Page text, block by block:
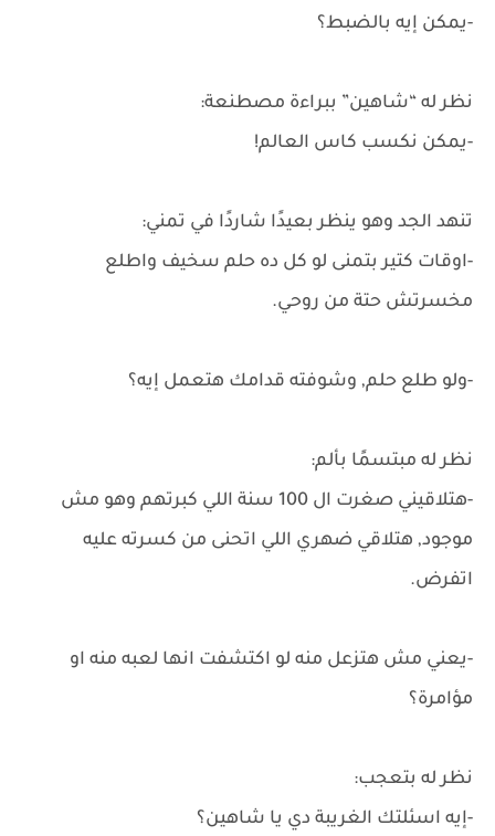
-يمكن إيه بالضبط؟
نظر له “شاهين” ببراءة مصطنعة:
-يمكن نكسب كاس العالم!
تنهد الجد وهو ينظر بعيدًا شاردًا في تمني:
-اوقات كتير بتمنى لو كل ده حلم سخيف واطلع
مخسرتش حتة من روحي.
-ولو طلع حلم, وشوفته قدامك هتعمل إيه؟
نظر له مبتسمًا بألم:
-هتلاقيني صغرت ال 100 سنة اللي كبرتهم وهو مش
موجود, هتلاقي ضهري اللي اتحنى من كسرته عليه
اتفرض.
-يعني مش هتزعل منه لو اكتشفت انها لعبه منه او
مؤامرة؟
نظر له بتعجب:
-إيه اسئلتك الغريبة دي يا شاهين؟